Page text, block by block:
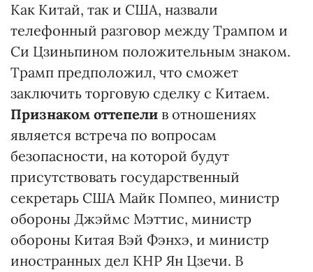
Как Китай, так и США, назвали
телефонный разговор между Трампом и
Си Цзиньпином положительным знаком.
Трамп предположил, что сможет
заключить торговую сделку с Китаем.
Признаком оттепели в отношениях
является встреча по вопросам
безопасности, на которой будут
присутствовать государственный
секретарь США Майк Помпео, министр
обороны Джэймс Мэттис, министр
обороны Китая Вэй Фэнхэ, и министр
иностранных дел КНР Ян Цзечи. В